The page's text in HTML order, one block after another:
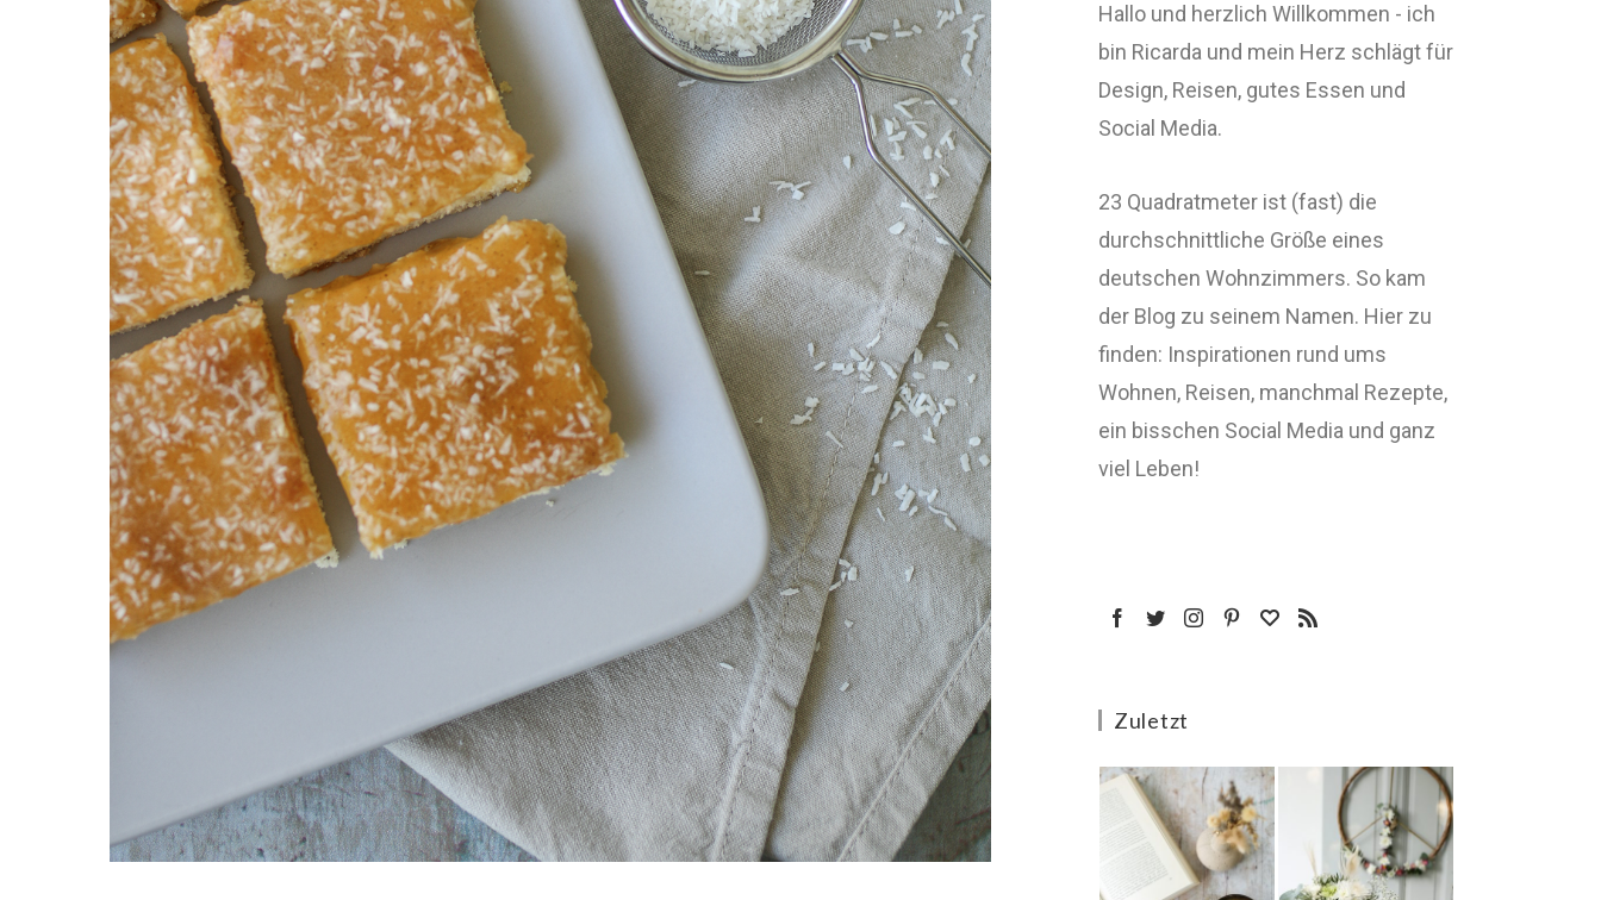
Hallo und herzlich Willkommen - ich
bin Ricarda und mein Herz schlägt für
Design, Reisen, gutes Essen und
Social Media.
23 Quadratmeter ist (fast) die
durchschnittliche Größe eines
deutschen Wohnzimmers. So kam
der Blog zu seinem Namen. Hier zu
finden: Inspirationen rund ums
Wohnen, Reisen, manchmal Rezepte,
ein bisschen Social Media und ganz
viel Leben!
Zuletzt